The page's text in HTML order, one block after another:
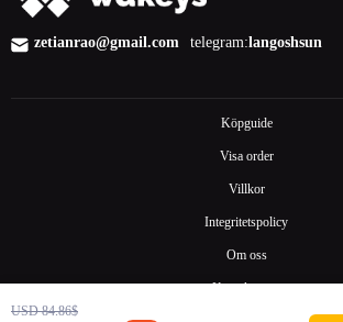
zetianrao@gmail.com telegram:langoshsun
Köpguide
Visa order
Villkor
Integritetspolicy
Om oss
Kontakta oss
USD 84.86$